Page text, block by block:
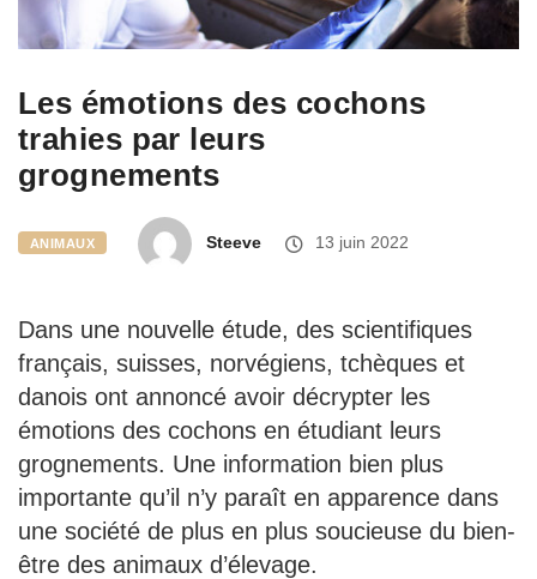
Les émotions des cochons
trahies par leurs
grognements
ANIMAUX Steeve 13 juin 2022
Dans une nouvelle étude, des scientifiques
français, suisses, norvégiens, tchèques et
danois ont annoncé avoir décrypter les
émotions des cochons en étudiant leurs
grognements. Une information bien plus
importante qu’il n’y paraît en apparence dans
une société de plus en plus soucieuse du bien-
être des animaux d’élevage.